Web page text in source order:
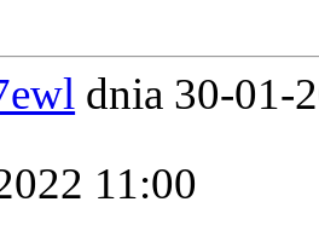
dnia 30-01-
11:00